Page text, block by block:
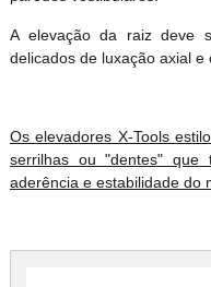
A elevação da raiz deve
delicados de luxação axial e
Os elevadores X-Tools
serrilhas ou "dentes" que
aderência e estabilidade do